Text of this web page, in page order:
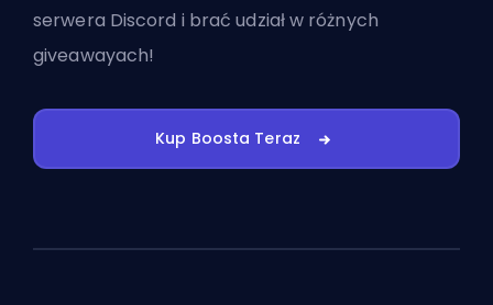
serwera Discord i brać udział w różnych
giveawayach!
Kup Boosta Teraz